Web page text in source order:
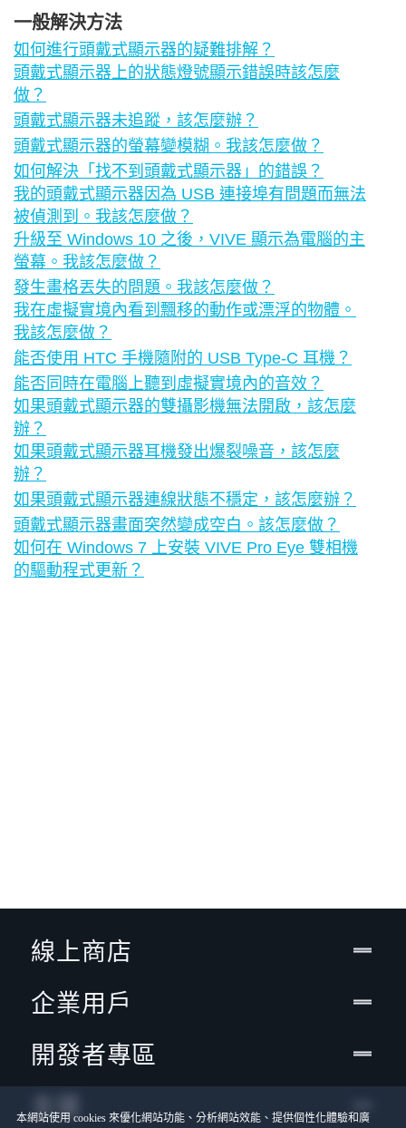
一般解決方法
如何進行頭戴式顯示器的疑難排解？
頭戴式顯示器上的狀態燈號顯示錯誤時該怎麼
做？
頭戴式顯示器未追蹤，該怎麼辦？
頭戴式顯示器的螢幕變模糊。我該怎麼做？
如何解決「找不到頭戴式顯示器」的錯誤？
我的頭戴式顯示器因為 USB 連接埠有問題而無法
被偵測到。我該怎麼做？
升級至 Windows 10 之後，VIVE 顯示為電腦的主
螢幕。我該怎麼做？
發生畫格丟失的問題。我該怎麼做？
我在虛擬實境內看到飄移的動作或漂浮的物體。
我該怎麼做？
能否使用 HTC 手機隨附的 USB Type-C 耳機？
能否同時在電腦上聽到虛擬實境內的音效？
如果頭戴式顯示器的雙攝影機無法開啟，該怎麼
辦？
如果頭戴式顯示器耳機發出爆裂噪音，該怎麼
辦？
如果頭戴式顯示器連線狀態不穩定，該怎麼辦？
頭戴式顯示器畫面突然變成空白。該怎麼做？
如何在 Windows 7 上安裝 VIVE Pro Eye 雙相機
的驅動程式更新？
本網站使用 cookies 來優化網站功能、分析網站效能、提供個性化體驗和廣
線上商店
企業用戶
開發者專區
支援